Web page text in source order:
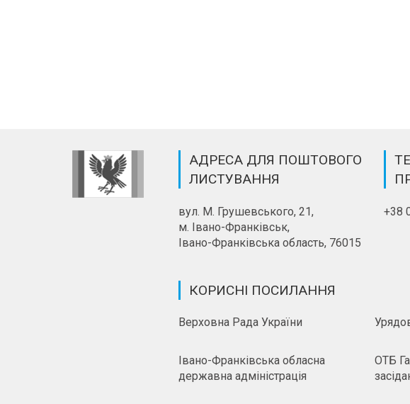
АДРЕСА ДЛЯ ПОШТОВОГО
ЛИСТУВАННЯ
вул. М. Грушевського, 21,
м. Івано-Франківськ,
Івано-Франківська область, 76015
+38
КОРИСНІ ПОСИЛАННЯ
Верховна Рада України
Івано-Франківська обласна
державна адміністрація
ОТБ